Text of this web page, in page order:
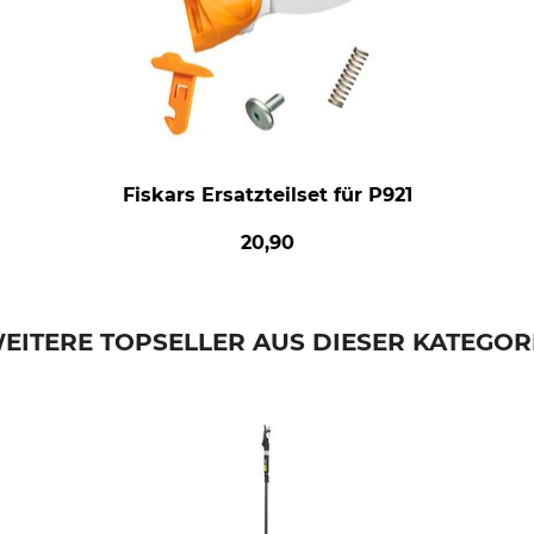
Fiskars Ersatzteilset für P921
20,90
TOPSELLER AUS DIESER